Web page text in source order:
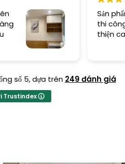
Sản
thi
thiện
số 5, dựa trên 249 đánh giá
Trustindex